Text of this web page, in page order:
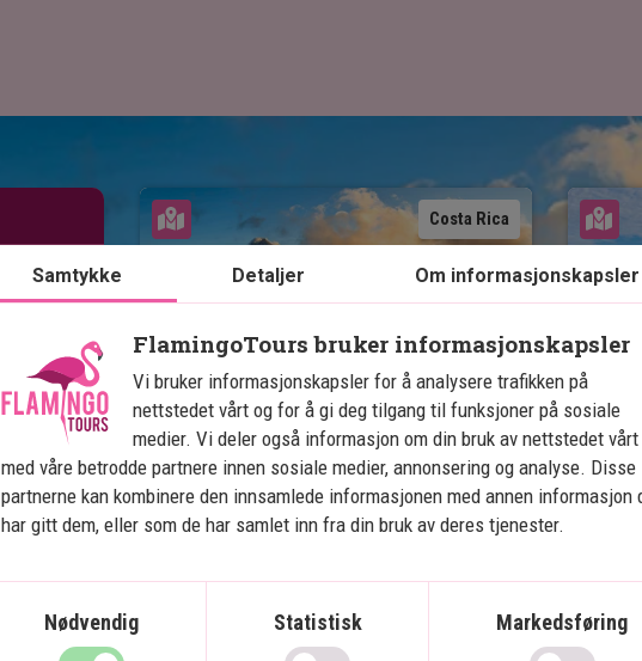
Costa Rica
Se kart
Costa Ricas høydepunkter
7 netter tur-retur
4 overnattinger på stranden
Vandring og varme kilder i Arenal
Strender og korallrev i Manuel
13
Samtykke Detaljer Om informasjonskapsler
FlamingoTours bruker informasjonskapsler
Vi bruker informasjonskapsler for å analysere trafikken på
nettstedet vårt og for å gi deg tilgang til funksjoner på sosiale
medier. Vi deler også informasjon om din bruk av nettstedet vårt
med våre betrodde partnere innen sosiale medier, annonsering og analyse. Disse
partnerne kan kombinere den innsamlede informasjonen med annen informasjon
har gitt dem, eller som de har samlet inn fra din bruk av deres tjenester.
Nødvendig Statistisk Markedsføring